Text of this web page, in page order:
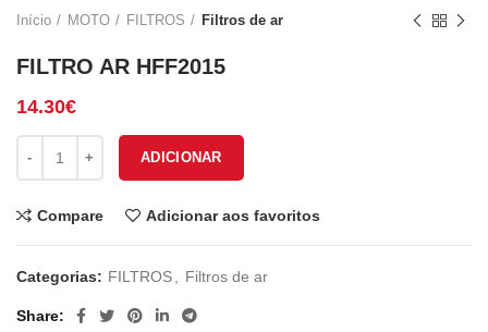
Início MOTO FILTROS Filtros de ar
FILTRO AR HFF2015
14.30€
ADICIONAR
Compare Adicionar aos favoritos
Categorias: FILTROS Filtros de ar
Share